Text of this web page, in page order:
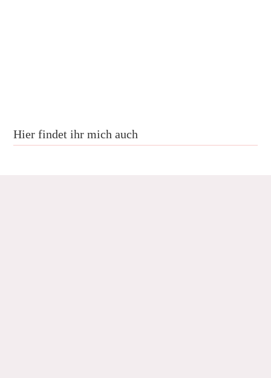
Hier findet ihr mich auch